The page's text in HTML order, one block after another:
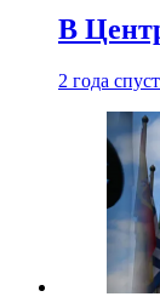
В
2 года